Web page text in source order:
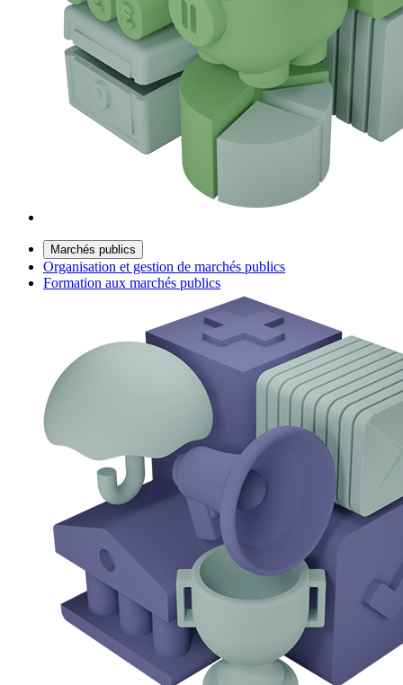
Marchés publics
Organisation et gestion de marchés publics
Formation aux marchés publics